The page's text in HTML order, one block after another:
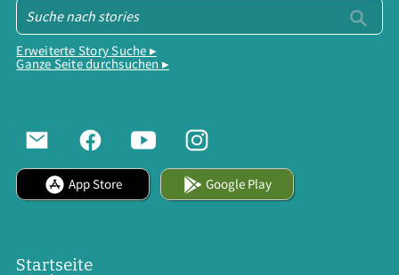
Erweiterte Story Suche ▸
Ganze Seite durchsuchen ▸
App Store Google Play
Startseite